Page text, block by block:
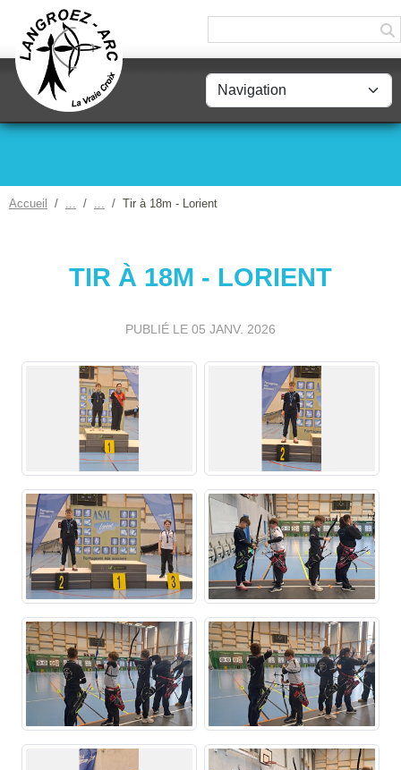
Accueil Tir à 18m - Lorient
TIR À 18M - LORIENT
PUBLIÉ LE 05 JANV. 2026
Panneau de gestion des cookies